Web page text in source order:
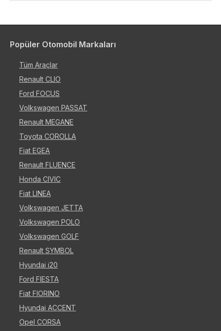
Popüler Otomobil Markaları
Tüm Araçlar
Renault CLIO
Ford FOCUS
Volkswagen PASSAT
Renault MEGANE
Toyota COROLLA
Fiat EGEA
Renault FLUENCE
Honda CIVIC
Fiat LINEA
Volkswagen JETTA
Volkswagen POLO
Volkswagen GOLF
Renault SYMBOL
Hyundai i20
Ford FIESTA
Fiat FIORINO
Hyundai ACCENT
Opel CORSA